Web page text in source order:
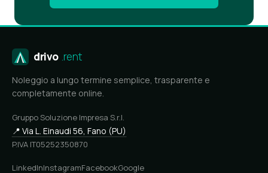
drivo .rent
Noleggio a lungo termine semplice, trasparente e
completamente online.
Gruppo Soluzione Impresa S.r.l.
📍 Via L. Einaudi 56, Fano (PU)
P.IVA IT05252350870
LinkedInInstagramFacebookGoogle